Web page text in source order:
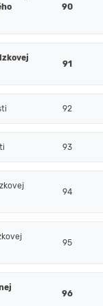
90
91
92
93
94
95
96